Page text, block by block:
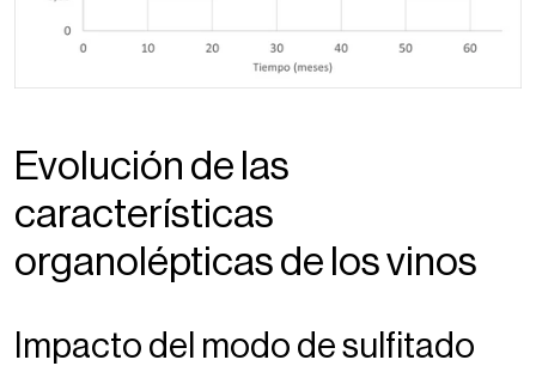
Evolución de las
características
organolépticas de los vinos
Impacto del modo de sulfitado